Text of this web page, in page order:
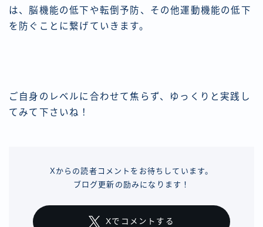
は、脳機能の低下や転倒予防、その他運動機能の低下
を防ぐことに繋げていきます。
ご自身のレベルに合わせて焦らず、ゆっくりと実践し
てみて下さいね！
Xからの読者コメントをお待ちしています。
ブログ更新の励みになります！
Xでコメントする